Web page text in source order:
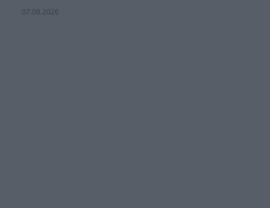
07.08.2026